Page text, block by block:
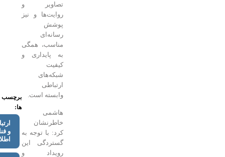
تصاویر و
روایت‌ها و نیز
رسانه‌ای
مناسب، همگی
به پایداری و
شبکه‌های
وابسته است.
خاطرنشان
کرد: با توجه به
گستردگی این
رویداد و
برچسب
و فناوری
اطلاعات